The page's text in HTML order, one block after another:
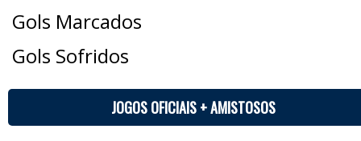
Gols Marcados
Gols Sofridos
JOGOS OFICIAIS + AMISTOSOS